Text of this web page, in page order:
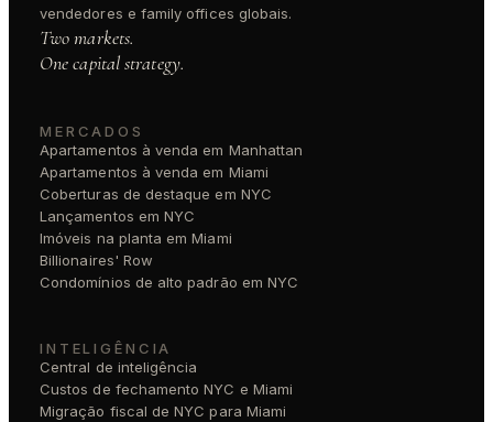
vendedores e family offices globais.
Two markets.
One capital strategy.
MERCADOS
Apartamentos à venda em Manhattan
Apartamentos à venda em Miami
Coberturas de destaque em NYC
Lançamentos em NYC
Imóveis na planta em Miami
Billionaires' Row
Condomínios de alto padrão em NYC
INTELIGÊNCIA
Central de inteligência
Custos de fechamento NYC e Miami
Migração fiscal de NYC para Miami